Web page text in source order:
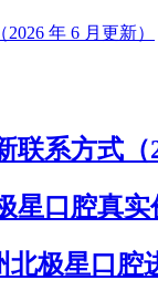
年 6 月更新）
系方式（
星口腔真
极星口腔